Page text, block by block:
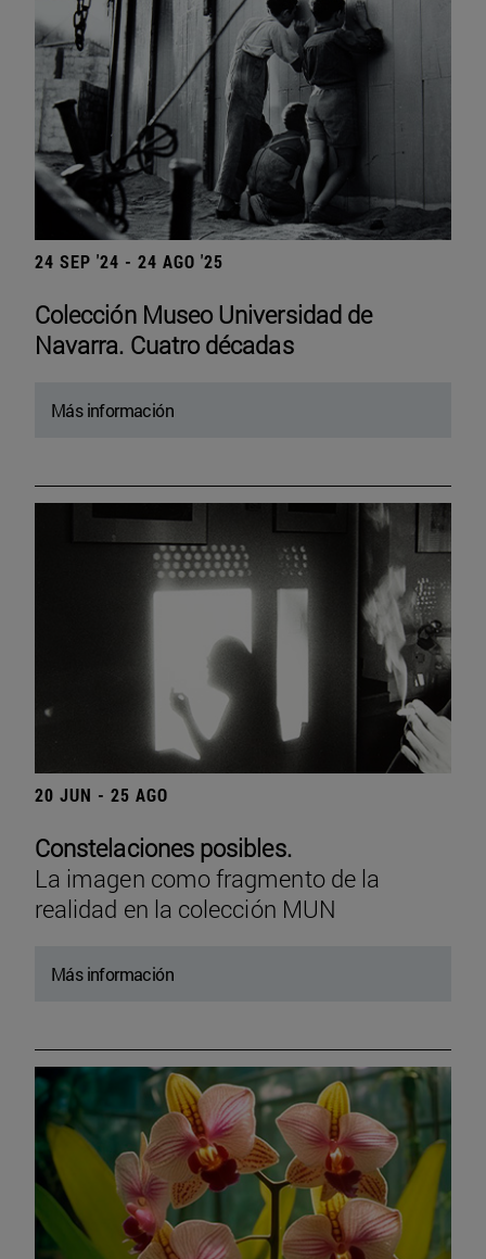
24 SEP '24 - 24 AGO '25
Colección Museo Universidad de
Navarra. Cuatro décadas
Más información
20 JUN - 25 AGO
Constelaciones posibles.
La imagen como fragmento de la
realidad en la colección MUN
Más información